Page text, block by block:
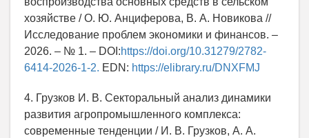
хозяйстве / О. Ю. Анциферова, В. А. Новикова //
Исследование проблем экономики и финансов. –
2026. – № 1. – DOI:https://doi.org/10.31279/2782-
6414-2026-1-2. EDN: https://elibrary.ru/DNXFMJ
4. Грузков И. В. Секторальный анализ динамики
развития агропромышленного комплекса:
современные тенденции / И. В. Грузков, А. А.